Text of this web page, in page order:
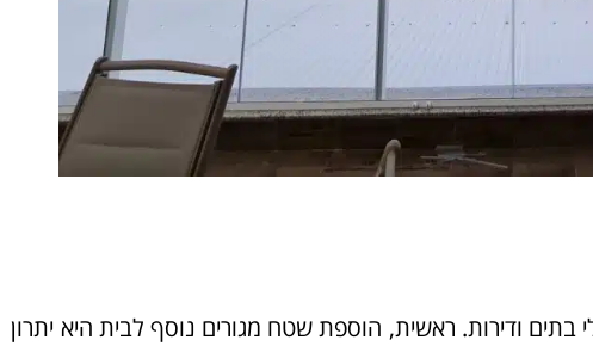
ודירות. ראשית, הוספת שטח מגורים נוסף לבית היא יתרון